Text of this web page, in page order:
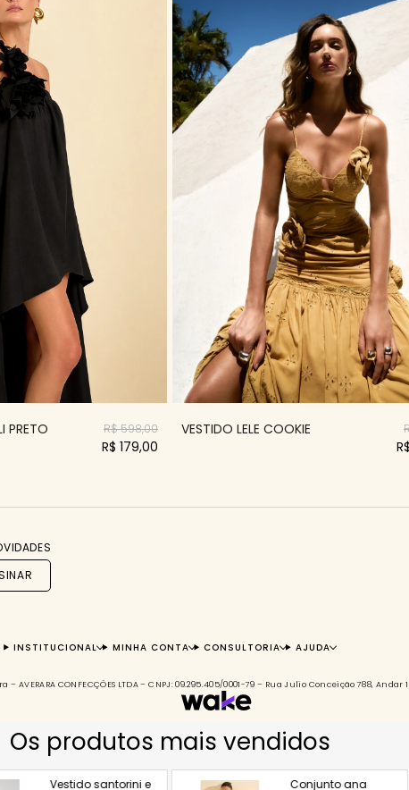
PRETO R$ 598,00
R$ 179,00
VESTIDO LELE COOKIE
INSTITUCIONAL MINHA CONTA CONSULTORIA AJUDA
– AVERARA CONFECÇÕES LTDA – CNPJ: 09.295.405/0001-79 – Rua Julio Conceição 788,